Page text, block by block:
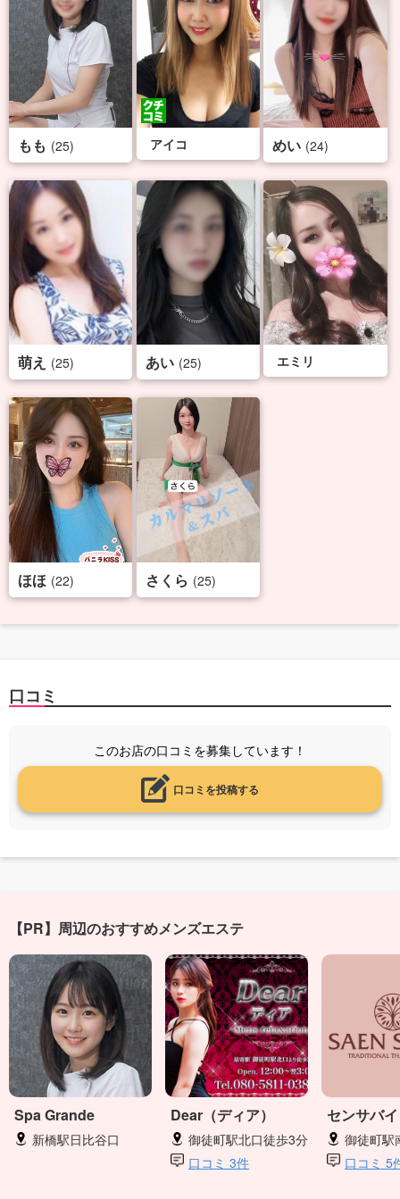
もも (25) アイコ めい (24)
萌え (25) あい (25) エミリ
ほほ (22) さくら (25)
口コミ
このお店の口コミを募集しています！
口コミを投稿する
【PR】周辺のおすすめメンズエステ
Spa Grande
新橋駅日比谷口
Dear（ディア）
御徒町駅北口徒歩3分
口コミ 3件
センサバイ
御徒町駅
口コミ 5